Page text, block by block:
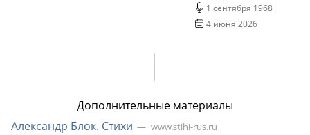
1 сентября 1968
4 июня 2026
Дополнительные материалы
Александр Блок. Стихи
www.stihi-rus.ru